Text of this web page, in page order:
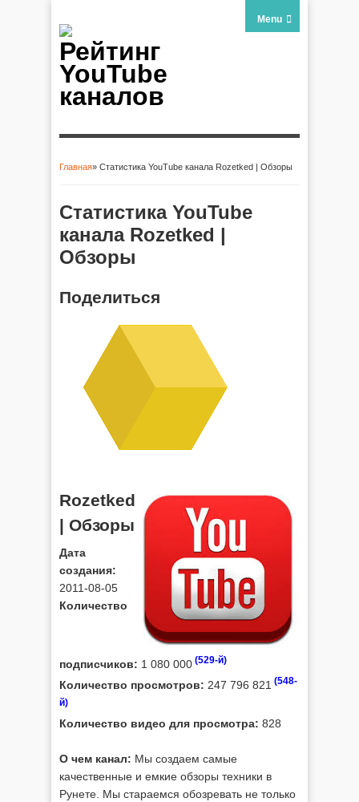
Рейтинг
YouTube
каналов
Menu
Главная» Статистика YouTube канала Rozetked | Обзоры
Статистика YouTube
канала Rozetked |
Обзоры
Поделиться
Rozetked
| Обзоры
Дата
создания:
2011-08-05
Количество
подписчиков: 1 080 000 (529-й)
Количество просмотров: 247 796 821 (548-
й)
Количество видео для просмотра: 828
О чем канал: Мы создаем самые
качественные и емкие обзоры техники в
Рунете. Мы стараемся обозревать не только